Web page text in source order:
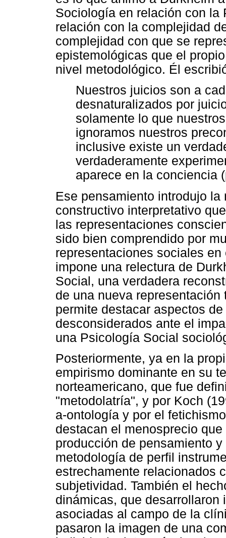
Sociología en relación con la
relación con la complejidad
complejidad con que se
epistemológicas que el
nivel metodológico. Él
Nuestros juicios son a
desnaturalizados por
solamente lo que
ignoramos nuestros
inclusive existe un
verdaderamente
aparece en la conciencia
Ese pensamiento introdujo
constructivo interpretativo
las representaciones
sido bien comprendido por
representaciones sociales
impone una relectura de
Social, una verdadera
de una nueva
permite destacar aspectos
desconsiderados ante el
una Psicología Social
Posteriormente, ya en la
empirismo dominante en su
norteamericano, que fue
"metodolatría", y por Koch
a-ontología y por el
destacan el menosprecio
producción de pensamiento
metodología de perfil
estrechamente relacionados
subjetividad. También el
dinámicas, que
asociadas al campo de la
pasaron la imagen de una